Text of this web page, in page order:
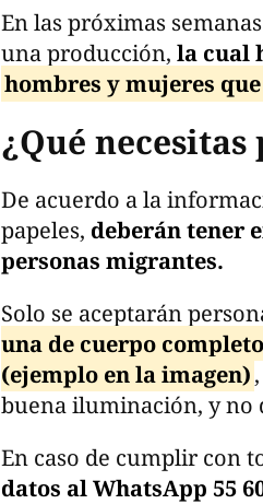
En las próximas
una producción, la cual
hombres y mujeres
¿Qué
De acuerdo a la
papeles, deberán tener
personas migrantes.
Solo se aceptarán
una de cuerpo
(ejemplo en la imagen)
buena iluminación, y no
En caso de cumplir con
datos al WhatsApp 55